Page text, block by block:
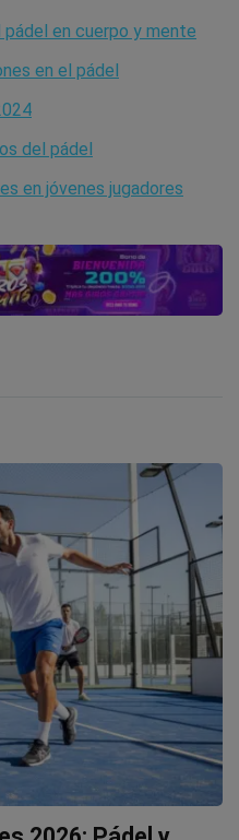
pádel en cuerpo y mente
en el pádel
del pádel
en jóvenes jugadores